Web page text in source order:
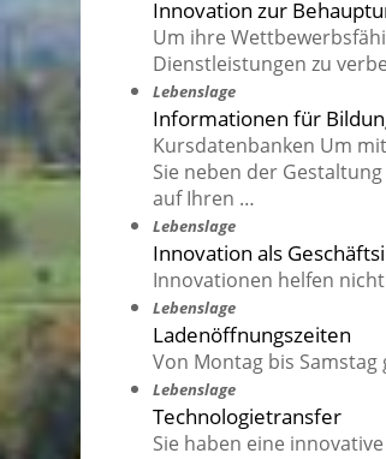
Innovation zur
Um ihre
Dienstleistungen zu
Lebenslage
Informationen für
Kursdatenbanken Um
Sie neben der
auf Ihren …
Lebenslage
Innovation als
Innovationen helfen
Lebenslage
Ladenöffnungszeiten
Von Montag bis
Lebenslage
Technologietransfer
Sie haben eine